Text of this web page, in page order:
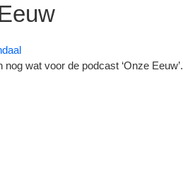
wat voor de podcast ‘Onze Eeuw’.